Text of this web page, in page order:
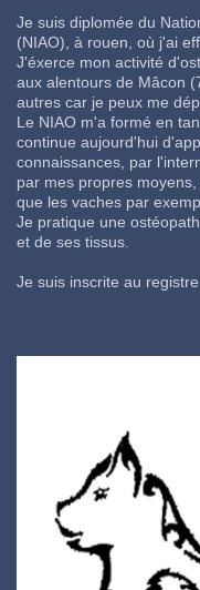
Je suis diplomée du
(NIAO), à rouen, où j'ai
J'éxerce mon activité
aux alentours de Mâcon
autres car je peux me
Le NIAO m'a formé en
continue aujourd'hui
connaissances, par
par mes propres
que les vaches par
Je pratique une
et de ses tissus.
Je suis inscrite au